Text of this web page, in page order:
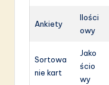
Ankiety
Ilości
owy
Sortowa
nie kart
Jako
ścio
wy